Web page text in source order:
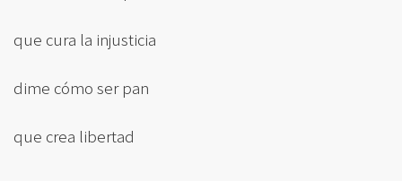
que cura la injusticia
dime cómo ser pan
que crea libertad